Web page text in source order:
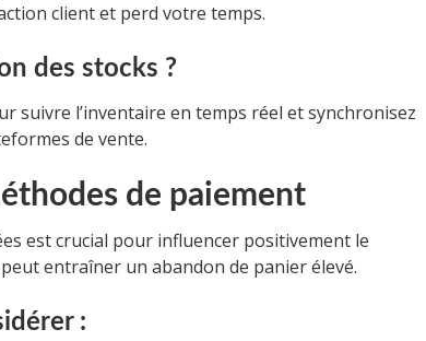
client et perd votre temps.
des stocks ?
suivre l’inventaire en temps réel et synchronisez
de vente.
de paiement
est crucial pour influencer positivement le
entraîner un abandon de panier élevé.
: